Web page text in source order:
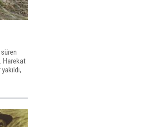
Harekat